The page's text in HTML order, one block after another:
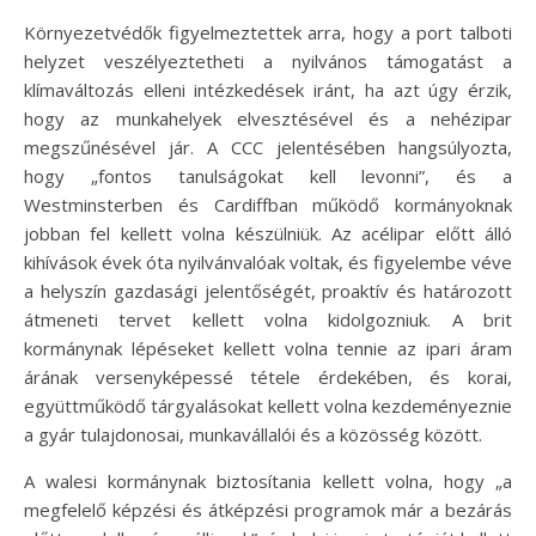
Környezetvédők figyelmeztettek arra, hogy a port talboti
helyzet veszélyeztetheti a nyilvános támogatást a
klímaváltozás elleni intézkedések iránt, ha azt úgy érzik,
hogy az munkahelyek elvesztésével és a nehézipar
megszűnésével jár. A CCC jelentésében hangsúlyozta,
hogy „fontos tanulságokat kell levonni”, és a
Westminsterben és Cardiffban működő kormányoknak
jobban fel kellett volna készülniük. Az acélipar előtt álló
kihívások évek óta nyilvánvalóak voltak, és figyelembe véve
a helyszín gazdasági jelentőségét, proaktív és határozott
átmeneti tervet kellett volna kidolgozniuk. A brit
kormánynak lépéseket kellett volna tennie az ipari áram
árának versenyképessé tétele érdekében, és korai,
együttműködő tárgyalásokat kellett volna kezdeményeznie
a gyár tulajdonosai, munkavállalói és a közösség között.
A walesi kormánynak biztosítania kellett volna, hogy „a
megfelelő képzési és átképzési programok már a bezárás